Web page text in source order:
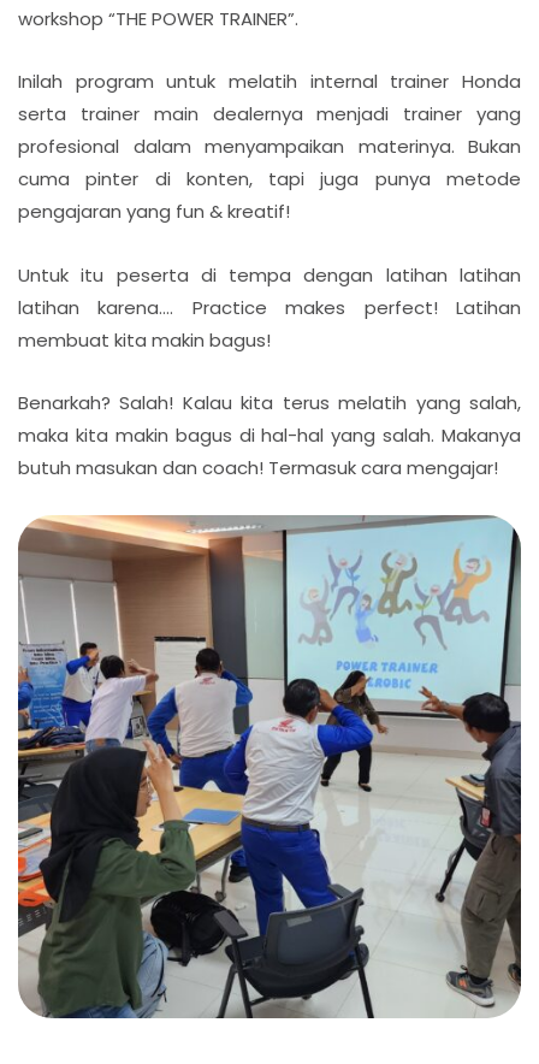
workshop “THE POWER TRAINER”.
Inilah program untuk melatih internal trainer Honda
serta trainer main dealernya menjadi trainer yang
profesional dalam menyampaikan materinya. Bukan
cuma pinter di konten, tapi juga punya metode
pengajaran yang fun & kreatif!
Untuk itu peserta di tempa dengan latihan latihan
latihan karena…. Practice makes perfect! Latihan
membuat kita makin bagus!
Benarkah? Salah! Kalau kita terus melatih yang salah,
maka kita makin bagus di hal-hal yang salah. Makanya
butuh masukan dan coach! Termasuk cara mengajar!